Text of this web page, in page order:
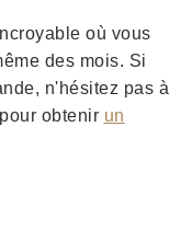
où vous
des mois. Si
n'hésitez pas à
obtenir un